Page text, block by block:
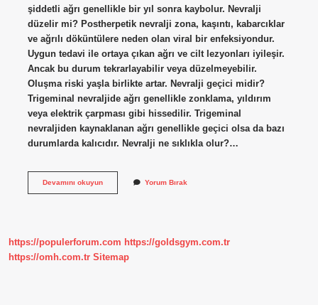
şiddetli ağrı genellikle bir yıl sonra kaybolur. Nevralji
düzelir mi? Postherpetik nevralji zona, kaşıntı, kabarcıklar
ve ağrılı döküntülere neden olan viral bir enfeksiyondur.
Uygun tedavi ile ortaya çıkan ağrı ve cilt lezyonları iyileşir.
Ancak bu durum tekrarlayabilir veya düzelmeyebilir.
Oluşma riski yaşla birlikte artar. Nevralji geçici midir?
Trigeminal nevraljide ağrı genellikle zonklama, yıldırım
veya elektrik çarpması gibi hissedilir. Trigeminal
nevraljiden kaynaklanan ağrı genellikle geçici olsa da bazı
durumlarda kalıcıdır. Nevralji ne sıklıkla olur?…
Devamını okuyunNevralji
Yorum Bırak
https://populerforum.com https://goldsgym.com.tr
https://omh.com.tr Sitemap